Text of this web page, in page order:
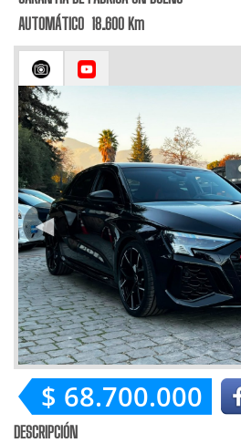
AUTOMÁTICO 18.600 Km
$ 68.700.000
DESCRIPCIÓN